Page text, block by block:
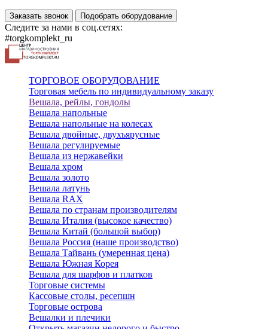
Заказать звонок Подобрать оборудование
Следите за нами в соц.сетях:
#torgkomplekt_ru
ТОРГОВОЕ ОБОРУДОВАНИЕ
Торговая мебель по индивидуальному заказу
Вешала, рейлы, гондолы
Вешала напольные
Вешала напольные на колесах
Вешала двойные, двухъярусные
Вешала регулируемые
Вешала из нержавейки
Вешала хром
Вешала золото
Вешала латунь
Вешала RAX
Вешала по странам производителям
Вешала Италия (высокое качество)
Вешала Китай (большой выбор)
Вешала Россия (наше производство)
Вешала Тайвань (умеренная цена)
Вешала Южная Корея
Вешала для шарфов и платков
Торговые системы
Кассовые столы, ресепшн
Торговые острова
Вешалки и плечики